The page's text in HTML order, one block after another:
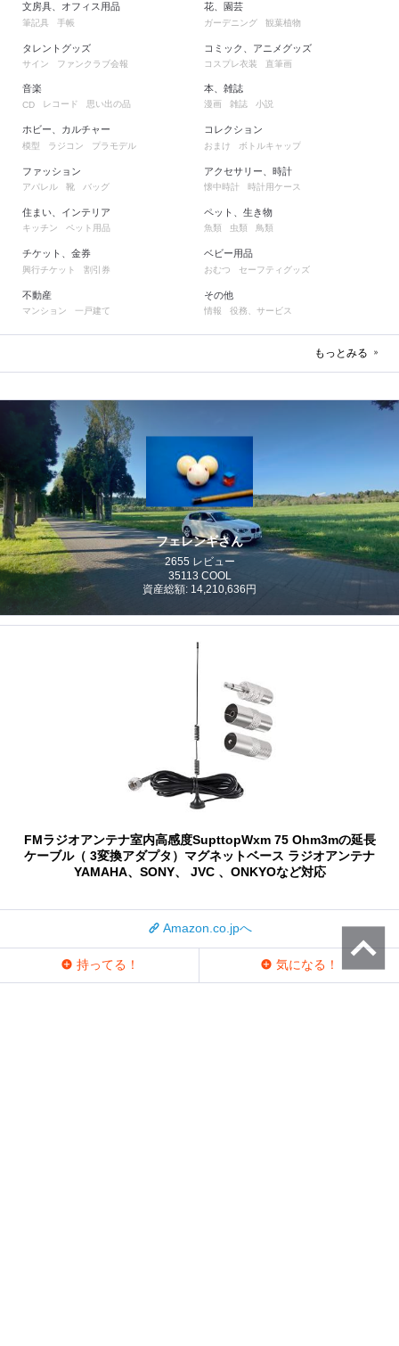
文房具、オフィス用品
筆記具 手帳
タレントグッズ
サイン ファンクラブ会報
花、園芸
ガーデニング 観葉植物
コミック、アニメグッズ
コスプレ衣装 直筆画
音楽
CD レコード 思い出の品
ホビー、カルチャー
模型 ラジコン プラモデル
ファッション
アパレル 靴 バッグ
住まい、インテリア
キッチン ペット用品
チケット、金券
興行チケット 割引券
不動産
マンション 一戸建て
本、雑誌
漫画 雑誌 小説
コレクション
おまけ ボトルキャップ
アクセサリー、時計
懐中時計 時計用ケース
ペット、生き物
魚類 虫類 鳥類
ベビー用品
おむつ セーフティグッズ
その他
情報 役務、サービス
もっとみる
フェレンギさん
2655 レビュー
35113 COOL
資産総額: 14,210,636円
FMラジオアンテナ室内高感度SupttopWxm 75 Ohm3mの延長
ケーブル（ 3変換アダプタ）マグネットベース ラジオアンテナ
YAMAHA、SONY、 JVC 、ONKYOなど対応
Amazon.co.jpへ
持ってる！ 気になる！